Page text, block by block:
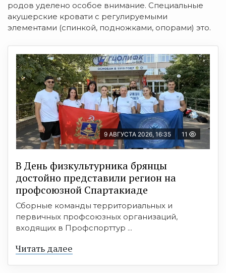
родов уделено особое внимание. Специальные
акушерские кровати с регулируемыми
элементами (спинкой, подножками, опорами) это.
9 АВГУСТА 2026, 16:35 11
В День физкультурника брянцы
достойно представили регион на
профсоюзной Спартакиаде
Сборные команды территориальных и
первичных профсоюзных организаций,
входящих в Профспорттур ...
Читать далее